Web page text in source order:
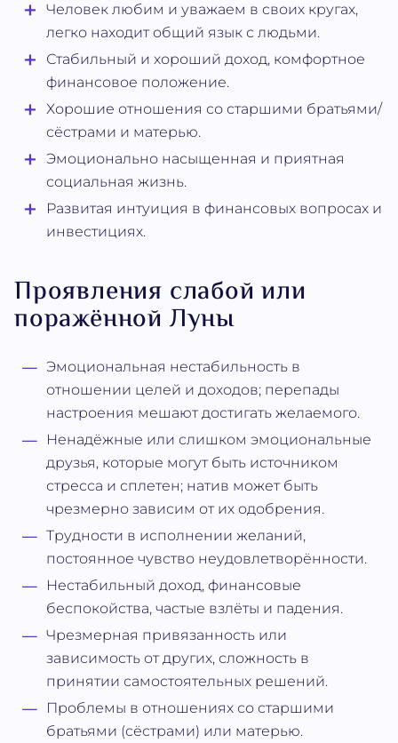
Человек любим и уважаем в своих кругах,
легко находит общий язык с людьми.
Стабильный и хороший доход, комфортное
финансовое положение.
Хорошие отношения со старшими братьями/
сёстрами и матерью.
Эмоционально насыщенная и приятная
социальная жизнь.
Развитая интуиция в финансовых вопросах и
инвестициях.
Проявления слабой или
поражённой Луны
Эмоциональная нестабильность в
отношении целей и доходов; перепады
настроения мешают достигать желаемого.
Ненадёжные или слишком эмоциональные
друзья, которые могут быть источником
стресса и сплетен; натив может быть
чрезмерно зависим от их одобрения.
Трудности в исполнении желаний,
постоянное чувство неудовлетворённости.
Нестабильный доход, финансовые
беспокойства, частые взлёты и падения.
Чрезмерная привязанность или
зависимость от других, сложность в
принятии самостоятельных решений.
Проблемы в отношениях со старшими
братьями (сёстрами) или матерью.